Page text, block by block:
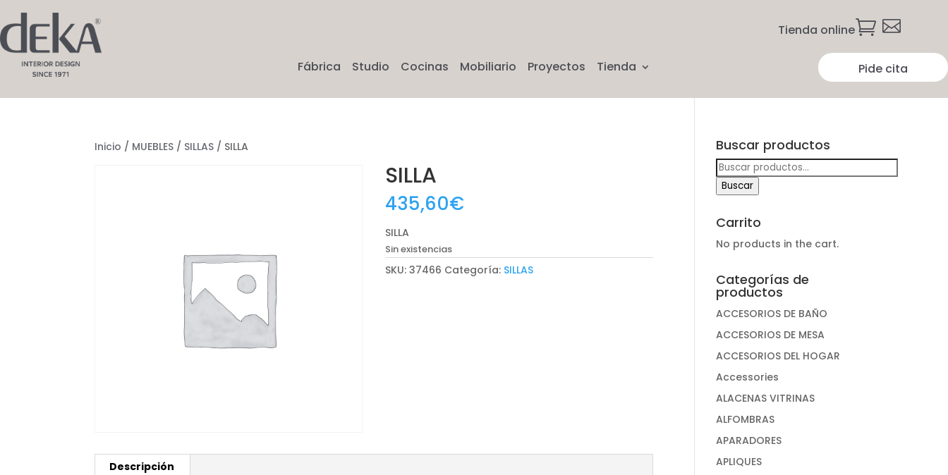
Tienda online 
Fábrica Studio Cocinas Mobiliario Proyectos Tienda Pide cita
Inicio / MUEBLES / SILLAS / SILLA
SILLA
435,60€
SILLA
Sin existencias
SKU:37466 Categoría: SILLAS
Descripción
Buscar productos
Buscar
por:
Buscar
Carrito
No products in the cart.
Categorías de
productos
ACCESORIOS DE BAÑO
ACCESORIOS DE MESA
ACCESORIOS DEL HOGAR
Accessories
ALACENAS VITRINAS
ALFOMBRAS
APARADORES
APLIQUES